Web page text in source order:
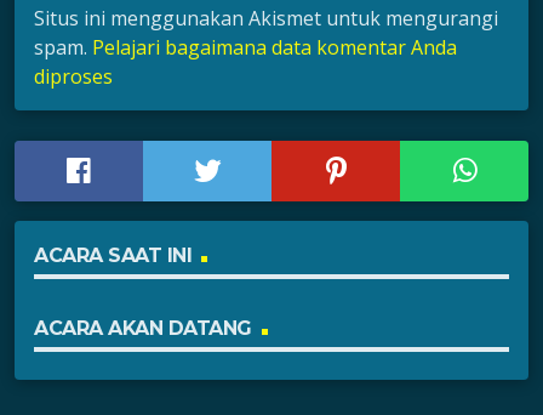
Situs ini menggunakan Akismet untuk mengurangi
spam. Pelajari bagaimana data komentar Anda
diproses
ACARA SAAT INI
ACARA AKAN DATANG